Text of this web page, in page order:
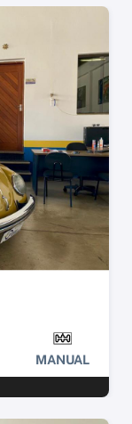
MANUAL